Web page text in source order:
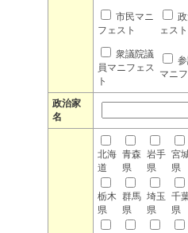
市民マニ
フェスト
ェスト
衆議院議
員マニフェス
ト
マニ
政治家
名
北海
道
青森
県
岩手
県
宮
県
栃木
県
群馬
県
埼玉
県
千
県